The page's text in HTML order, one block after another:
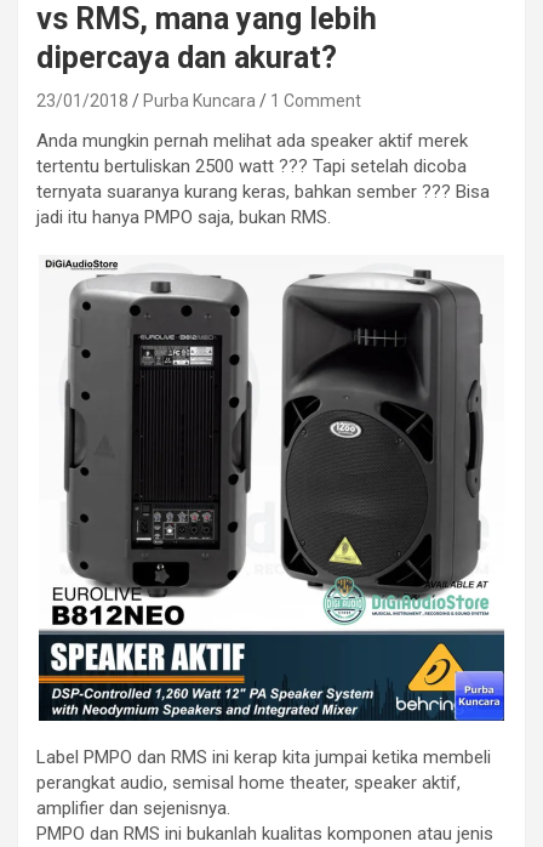
vs RMS, mana yang lebih
dipercaya dan akurat?
23/01/2018 Purba Kuncara 1 Comment
Anda mungkin pernah melihat ada speaker aktif merek
tertentu bertuliskan 2500 watt ??? Tapi setelah dicoba
ternyata suaranya kurang keras, bahkan sember ??? Bisa
jadi itu hanya PMPO saja, bukan RMS.
Label PMPO dan RMS ini kerap kita jumpai ketika membeli
perangkat audio, semisal home theater, speaker aktif,
amplifier dan sejenisnya.
PMPO dan RMS ini bukanlah kualitas komponen atau jenis